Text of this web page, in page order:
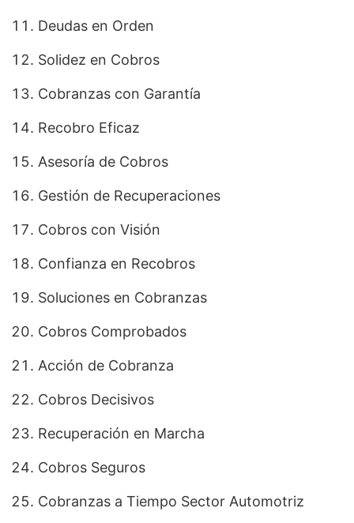
Deudas en Orden
Solidez en Cobros
Cobranzas con Garantía
Recobro Eficaz
Asesoría de Cobros
Gestión de Recuperaciones
Cobros con Visión
Confianza en Recobros
Soluciones en Cobranzas
Cobros Comprobados
Acción de Cobranza
Cobros Decisivos
Recuperación en Marcha
Cobros Seguros
Cobranzas a Tiempo Sector Automotriz